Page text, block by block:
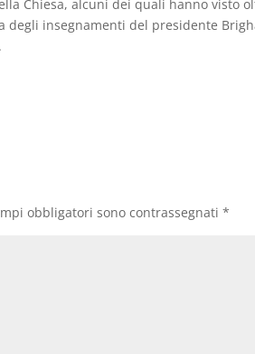
Chiesa, alcuni dei quali hanno visto
degli insegnamenti del presidente
obbligatori sono contrassegnati*